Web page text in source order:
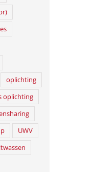
oplichting
oplichting
UWV